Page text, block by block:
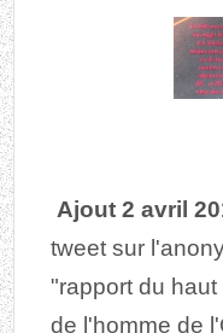
Ajout 2 avril
tweet sur
"rapport du
de l'homme de